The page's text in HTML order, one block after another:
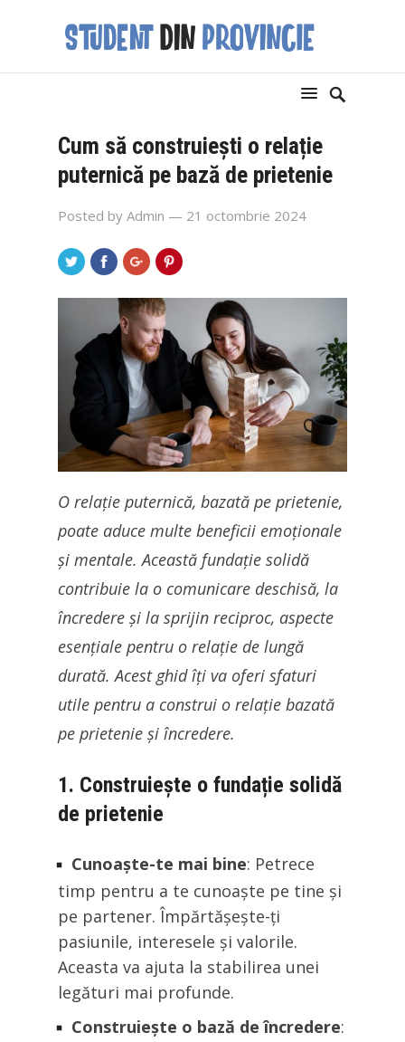
Cum să construiești o relație
puternică pe bază de prietenie
Posted by Admin — 21 octombrie 2024
O relație puternică, bazată pe prietenie,
poate aduce multe beneficii emoționale
și mentale. Această fundație solidă
contribuie la o comunicare deschisă, la
încredere și la sprijin reciproc, aspecte
esențiale pentru o relație de lungă
durată. Acest ghid îți va oferi sfaturi
utile pentru a construi o relație bazată
pe prietenie și încredere.
1. Construiește o fundație solidă
de prietenie
Cunoaște-te mai bine: Petrece
timp pentru a te cunoaște pe tine și
pe partener. Împărtășește-ți
pasiunile, interesele și valorile.
Aceasta va ajuta la stabilirea unei
legături mai profunde.
Construiește o bază de încredere: